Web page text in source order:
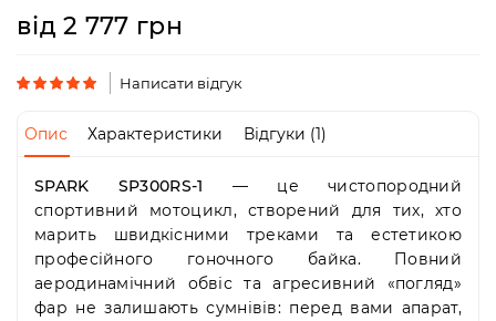
Режим
роботи:
Пт
-
19:00
10:00
-
19:00
Нд
-
вихідний
від 2 777 грн
Написати відгук
Опис Характеристики Відгуки (1)
SPARK SP300RS-1 — це чистопородний
спортивний мотоцикл, створений для тих, хто
марить швидкісними треками та естетикою
професійного гоночного байка. Повний
аеродинамічний обвіс та агресивний «погляд»
фар не залишають сумнівів: перед вами апарат,